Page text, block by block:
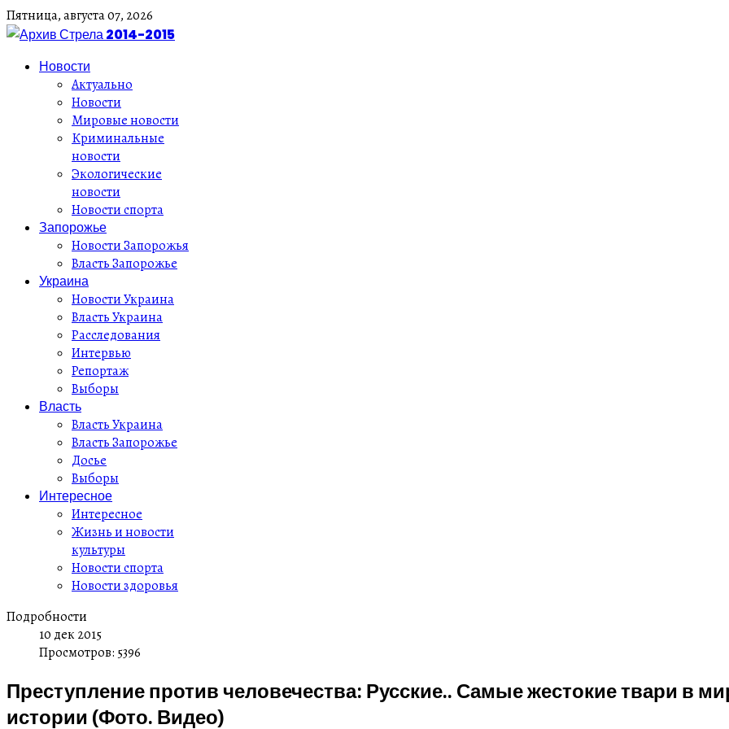
Пятница,августа07, 2026
Новости
Актуально
Новости
Мировые новости
Криминальные
новости
Экологические
новости
Новости спорта
Запорожье
Новости Запорожья
Власть Запорожье
Украина
Новости Украина
Власть Украина
Расследования
Интервью
Репортаж
Выборы
Власть
Власть Украина
Власть Запорожье
Досье
Выборы
Интересное
Интересное
Жизнь и новости
культуры
Новости спорта
Новости здоровья
Подробности
10 дек 2015
Просмотров: 5396
Преступление против человечества: Русские.. Самые жестокие твари в
истории (Фото. Видео)